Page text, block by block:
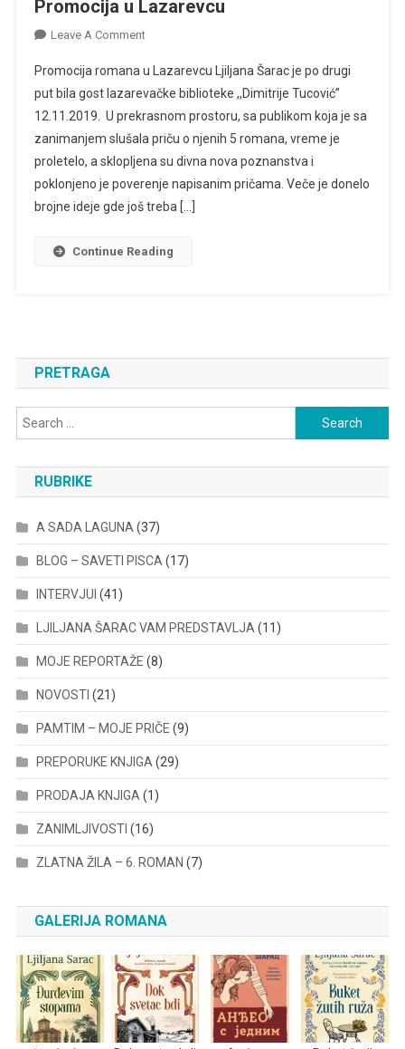
Promocija u Lazarevcu
Leave A CommentOn
U
Lazarevcu
Promocija romana u Lazarevcu Ljiljana Šarac je po drugi
put bila gost lazarevačke biblioteke ,,Dimitrije Tucović”
12.11.2019. U prekrasnom prostoru, sa publikom koja je sa
zanimanjem slušala priču o njenih 5 romana, vreme je
proletelo, a sklopljena su divna nova poznanstva i
poklonjeno je poverenje napisanim pričama. Veče je donelo
brojne ideje gde još treba […]
Continue Reading
PRETRAGA
Search
for:
RUBRIKE
A SADA LAGUNA (37)
BLOG – SAVETI PISCA (17)
INTERVJUI (41)
LJILJANA ŠARAC VAM PREDSTAVLJA (11)
MOJE REPORTAŽE (8)
NOVOSTI (21)
PAMTIM – MOJE PRIČE (9)
PREPORUKE KNJIGA (29)
PRODAJA KNJIGA (1)
ZANIMLJIVOSTI (16)
ZLATNA ŽILA – 6. ROMAN (7)
GALERIJA ROMANA